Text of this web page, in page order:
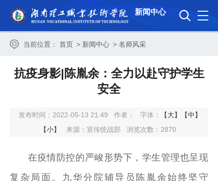
新闻中心
当前位置： 首页 > 新闻中心 > 名师风采
抗疫身影|陈胤余：全力以赴守护学生
安全
发布时间：2022-05-13 21:49 作者： 字体： 【大】
【中】
【小】
来源：宣传统战部 浏览次数： 2870
在疫情防控的严峻形势下，学生管理也呈现
复杂局面。九华分院辅导员陈胤余始终坚守